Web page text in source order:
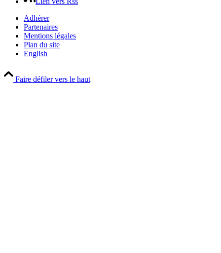
Adhérer
Partenaires
Mentions légales
Plan du site
English
Faire défiler vers le haut